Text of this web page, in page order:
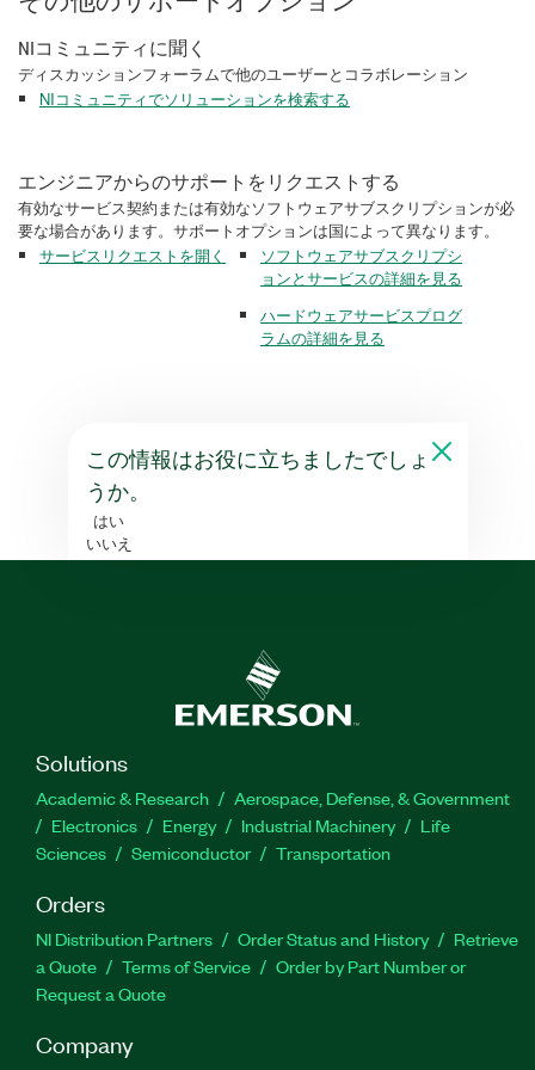
NIコミュニティに聞く
ディスカッションフォーラムで他のユーザーとコラボレーション
NIコミュニティでソリューションを検索する
エンジニアからのサポートをリクエストする
有効なサービス契約または有効なソフトウェアサブスクリプションが必
要な場合があります。サポートオプションは国によって異なります。
サービスリクエストを開く
ソフトウェアサブスクリプシ
ョンとサービスの詳細を見る
ハードウェアサービスプログ
ラムの詳細を見る
この情報はお役に立ちましたでしょ
うか。
はい
いいえ
Solutions
Academic & Research
Aerospace, Defense, & Government
Electronics
Energy Industrial Machinery
Life
Sciences
Semiconductor Transportation
Orders
NI Distribution Partners Order Status and History
Retrieve
a Quote
Terms of Service
Order by Part Number or
Request a Quote
Company